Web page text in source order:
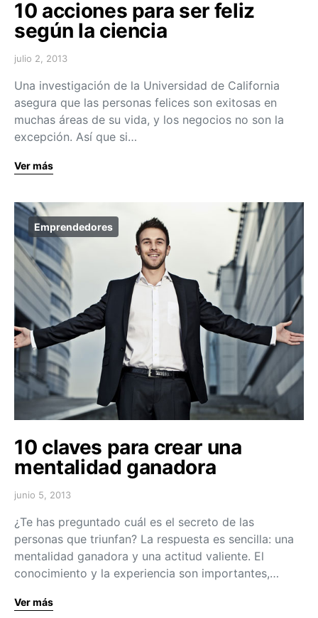
10 acciones para ser feliz
según la ciencia
julio 2, 2013
Una investigación de la Universidad de California
asegura que las personas felices son exitosas en
muchas áreas de su vida, y los negocios no son la
excepción. Así que si…
Ver más
Emprendedores
10 claves para crear una
mentalidad ganadora
junio 5, 2013
¿Te has preguntado cuál es el secreto de las
personas que triunfan? La respuesta es sencilla: una
mentalidad ganadora y una actitud valiente. El
conocimiento y la experiencia son importantes,…
Ver más